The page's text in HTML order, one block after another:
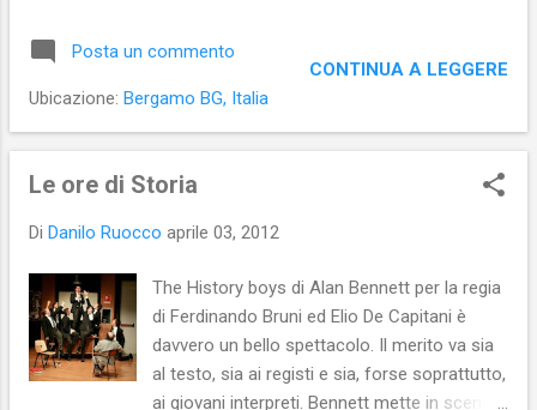
dalla trama da spy story del tutto
particolare. Infatti, le spie della storia non
costretti all'azione perché ricattati da
poliziotti corrotti e violenti. Un gioco sporco
colpo è proibito. Un gioco sporco agito negli
doppiogiochisti, degli hacker, delle porno
chat, degli antagonisti di sinistra, ma anche
in quello altoborghese. Ambienti
apparentemente distanti, ma accomunati
Posta un commento
Ubicazione: Bergamo BG, Italia
CONTINUA A LEGGERE
Le ore di Storia
Di Danilo Ruocco aprile 03, 2012
The History boys di Alan Bennett per la regia
di Ferdinando Bruni ed Elio De Capitani è
davvero un bello spettacolo. Il merito va sia
al testo, sia ai registi e sia, forse soprattutto,
ai giovani interpreti. Bennett mette in scena